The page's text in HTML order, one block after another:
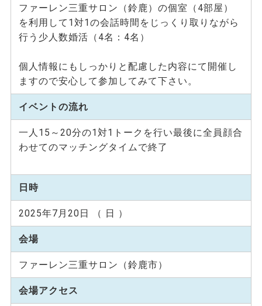
ファーレン三重サロン（鈴鹿）の個室（4部屋）
を利用して1対1の会話時間をじっくり取りながら
行う少人数婚活（4名：4名）
個人情報にもしっかりと配慮した内容にて開催し
ますので安心して参加してみて下さい。
イベントの流れ
一人15～20分の1対1トークを行い最後に全員顔合
わせてのマッチングタイムで終了
日時
2025年7月20日 （ 日 ）
会場
ファーレン三重サロン（鈴鹿市）
会場アクセス